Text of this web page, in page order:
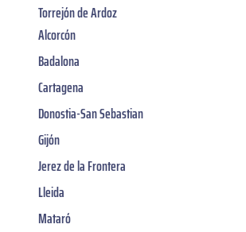
Torrejón de Ardoz
Alcorcón
Badalona
Cartagena
Donostia-San Sebastian
Gijón
Jerez de la Frontera
Lleida
Mataró